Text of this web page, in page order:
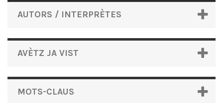
AUTORS / INTERPRÈTES
AVÈTZ JA VIST
MOTS-CLAUS